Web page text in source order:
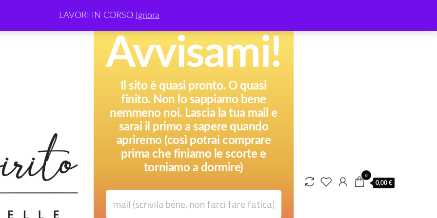
LAVORI IN CORSO Ignora
Avvisami!
Il sito è quasi pronto. O quasi
finito. Non lo sappiamo bene
nemmeno noi. Lascia la tua mail e
sarai il primo a sapere quando
apriremo (così potrai comprare
prima che finiamo le scorte e
torniamo a dormire)
0
0,00 €